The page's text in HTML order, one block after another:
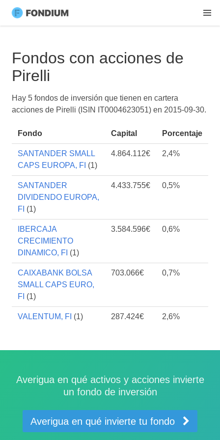
Fondos con acciones de
Pirelli
Hay 5 fondos de inversión que tienen en cartera
acciones de Pirelli (ISIN IT0004623051) en 2015-09-30.
Fondo Capital Porcentaje
SANTANDER SMALL
CAPS EUROPA, FI (1)
4.864.112€ 2,4%
SANTANDER
DIVIDENDO EUROPA,
FI (1)
4.433.755€ 0,5%
IBERCAJA
CRECIMIENTO
DINAMICO, FI (1)
3.584.596€ 0,6%
CAIXABANK BOLSA
SMALL CAPS EURO,
FI (1)
703.066€ 0,7%
VALENTUM, FI (1) 287.424€ 2,6%
Averigua en qué activos y acciones invierte
un fondo de inversión
Averigua en qué invierte tu fondo